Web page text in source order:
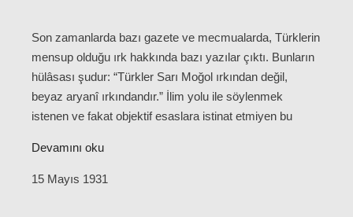
Son zamanlarda bazı gazete ve mecmualarda, Türklerin
mensup olduğu ırk hakkında bazı yazılar çıktı. Bunların
hülâsası şudur: “Türkler Sarı Moğol ırkından değil,
beyaz aryanî ırkındandır.” İlim yolu ile söylenmek
istenen ve fakat objektif esaslara istinat etmiyen bu
Devamını oku
15 Mayıs 1931